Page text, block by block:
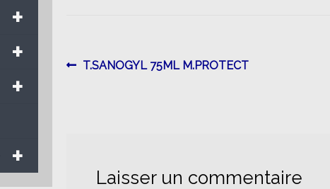
Navigation
Article
T.SANOGYL 75ML M.PROTECT
Laisser un commentaire
+
+
+
+